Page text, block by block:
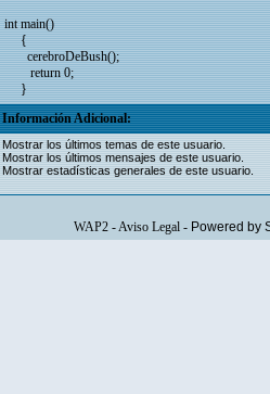
int main()
{
cerebroDeBush();
return 0;
}
Información Adicional:
Mostrar los últimos temas de este usuario.
Mostrar los últimos mensajes de este usuario.
Mostrar estadísticas generales de este usuario.
WAP2-Aviso Legal- Powered by